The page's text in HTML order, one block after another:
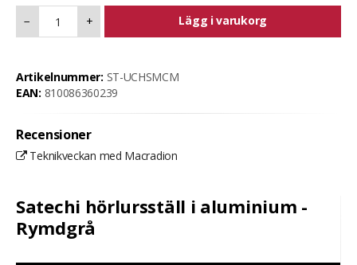
Satechi hörlursställ i aluminium -
Rymdgrå
− + Lägg i varukorg
Artikelnummer: ST-UCHSMCM
EAN: 810086360239
Recensioner
Teknikveckan med Macradion